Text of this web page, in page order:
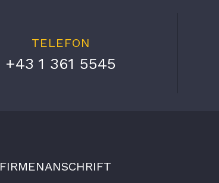
TELEFON
+43 1 361 5545
FIRMENANSCHRIFT